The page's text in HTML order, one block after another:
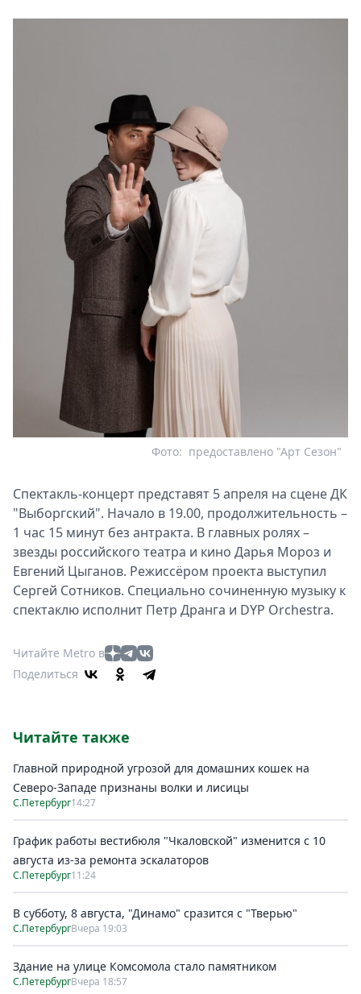
предоставлено "Арт Сезон"
Фото:
Спектакль-концерт представят 5 апреля на сцене ДК
"Выборгский". Начало в 19.00, продолжительность –
1 час 15 минут без антракта. В главных ролях –
звезды российского театра и кино Дарья Мороз и
Евгений Цыганов. Режиссёром проекта выступил
Сергей Сотников. Специально сочиненную музыку к
спектаклю исполнит Петр Дранга и DYP Orchestra.
Читайте Metro в
Поделиться
Читайте также
Главной природной угрозой для домашних кошек на
Северо-Западе признаны волки и лисицы
С.Петербург14:27
График работы вестибюля "Чкаловской" изменится с 10
августа из-за ремонта эскалаторов
С.Петербург11:24
В субботу, 8 августа, "Динамо" сразится с "Тверью"
С.ПетербургВчера 19:03
Здание на улице Комсомола стало памятником
С.ПетербургВчера 18:57